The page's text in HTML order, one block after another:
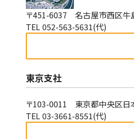
〒451-6037 名古屋市西区牛
TEL 052-563-5631(代)
東京支社
〒103-0011 東京都中央区日
TEL 03-3661-8551(代)